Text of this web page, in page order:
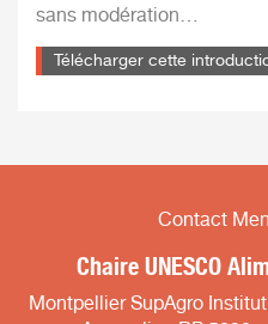
sans modération…
Télécharger cette
Contact
Chaire UNESCO
Montpellier SupAgro